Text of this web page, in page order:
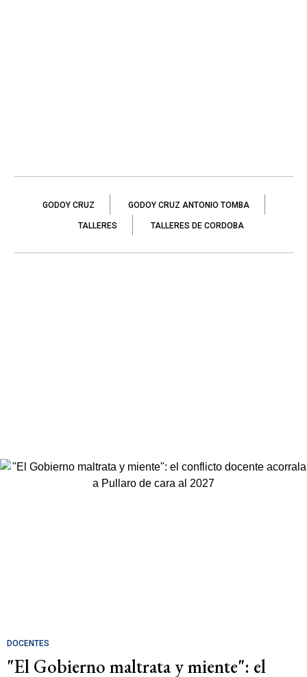
GODOY CRUZ GODOY CRUZ ANTONIO TOMBA
TALLERES TALLERES DE CORDOBA
DOCENTES
"El Gobierno maltrata y miente": el